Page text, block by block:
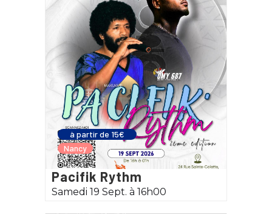
à partir de 15€
Nancy
Pacifik Rythm
Samedi 19 Sept. à 16h00